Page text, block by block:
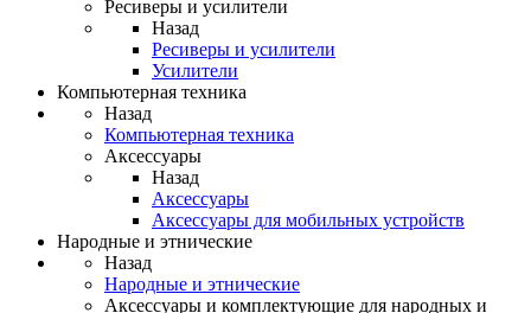
Ресиверы и усилители
Назад
Ресиверы и усилители
Усилители
Компьютерная техника
Назад
Компьютерная техника
Аксессуары
Назад
Аксессуары
Аксессуары для мобильных устройств
Народные и этнические
Назад
Народные и этнические
Аксессуары и комплектующие для народных и